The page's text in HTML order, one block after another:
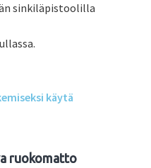
sinkiläpistoolilla
käytä
ruokomatto